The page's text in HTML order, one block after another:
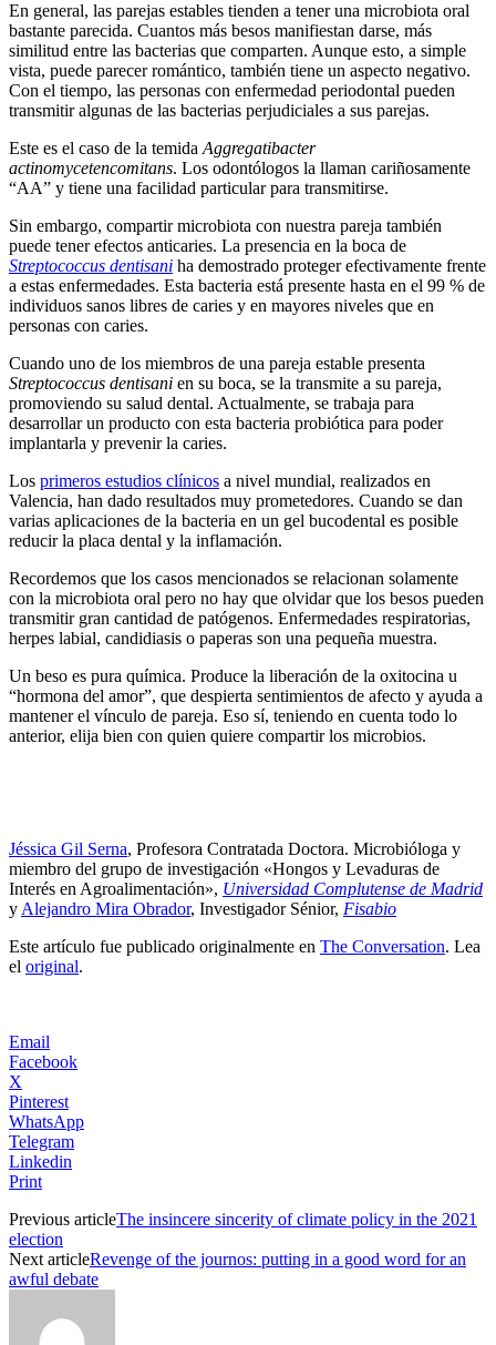
En general, las parejas estables tienden a tener una microbiota oral
bastante parecida. Cuantos más besos manifiestan darse, más
similitud entre las bacterias que comparten. Aunque esto, a simple
vista, puede parecer romántico, también tiene un aspecto negativo.
Con el tiempo, las personas con enfermedad periodontal pueden
transmitir algunas de las bacterias perjudiciales a sus parejas.
Este es el caso de la temidaAggregatibacter
actinomycetencomitans. Los odontólogos la llaman cariñosamente
“AA” y tiene una facilidad particular para transmitirse.
Sin embargo, compartir microbiota con nuestra pareja también
puede tener efectos anticaries. La presencia en la boca de
Streptococcus dentisani ha demostrado proteger efectivamente frente
a estas enfermedades. Esta bacteria está presente hasta en el 99 % de
individuos sanos libres de caries y en mayores niveles que en
personas con caries.
Cuando uno de los miembros de una pareja estable presenta
Streptococcus dentisani en su boca, se la transmite a su pareja,
promoviendo su salud dental. Actualmente, se trabaja para
desarrollar un producto con esta bacteria probiótica para poder
implantarla y prevenir la caries.
Los primeros estudios clínicos a nivel mundial, realizados en
Valencia, han dado resultados muy prometedores. Cuando se dan
varias aplicaciones de la bacteria en un gel bucodental es posible
reducir la placa dental y la inflamación.
Recordemos que los casos mencionados se relacionan solamente
con la microbiota oral pero no hay que olvidar que los besos pueden
transmitir gran cantidad de patógenos. Enfermedades respiratorias,
herpes labial, candidiasis o paperas son una pequeña muestra.
Un beso es pura química. Produce la liberación de la oxitocina u
“hormona del amor”, que despierta sentimientos de afecto y ayuda a
mantener el vínculo de pareja. Eso sí, teniendo en cuenta todo lo
anterior, elija bien con quien quiere compartir los microbios.
Jéssica Gil Serna, Profesora Contratada Doctora. Microbióloga y
miembro del grupo de investigación «Hongos y Levaduras de
Interés en Agroalimentación», Universidad Complutense de Madrid
yAlejandro Mira Obrador, Investigador Sénior, Fisabio
Este artículo fue publicado originalmente en The Conversation. Lea
el original.
Email
Facebook
X
Pinterest
WhatsApp
Telegram
Linkedin
Print
Previous articleThe insincere sincerity of climate policy in the 2021
election
Next articleRevenge of the journos: putting in a good word for an
awful debate